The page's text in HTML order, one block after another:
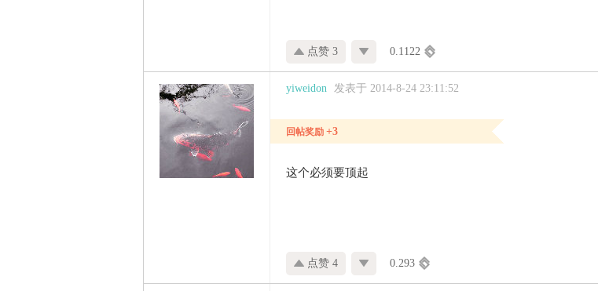
点赞 3 0.1122
yiweidon 发表于 2014-8-24 23:11:52
回帖奖励 +3
这个必须要顶起
点赞 4 0.293